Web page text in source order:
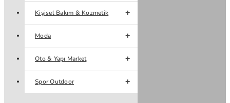
Kişisel Bakım & Kozmetik
Moda
Oto & Yapı Market
Spor Outdoor